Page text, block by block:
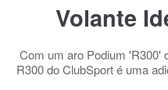
Volante
Com um aro Podium 'R300'
R300 do ClubSport é uma